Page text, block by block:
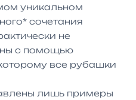
уникальном
сочетания
не
с помощью
все рубашки
лишь примеры